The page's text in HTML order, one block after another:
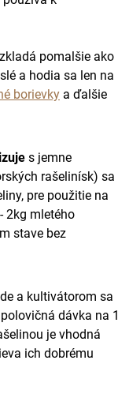
pomalšie ako
a hodia sa len na
borievky a ďalšie
s jemne
rašelinísk) sa
pre použitie na
2kg mletého
stave bez
a kultivátorom sa
dávka na 1
je vhodná
ich dobrému